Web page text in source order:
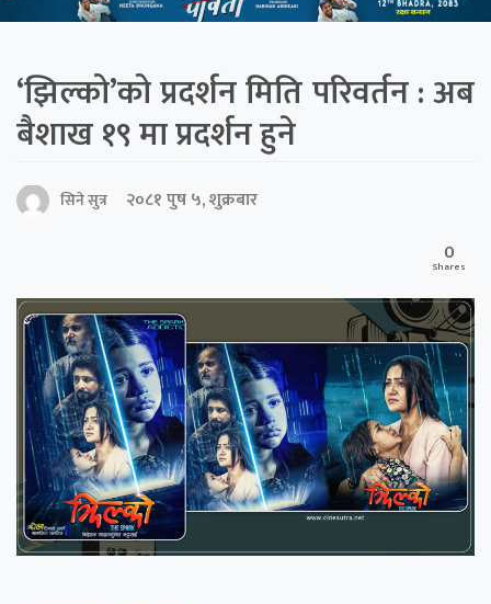
‘झिल्को’को प्रदर्शन मिति परिवर्तन : अब
बैशाख १९ मा प्रदर्शन हुने
सिने सुत्र
२०८१ पुष ५, शुक्रबार
0
Shares